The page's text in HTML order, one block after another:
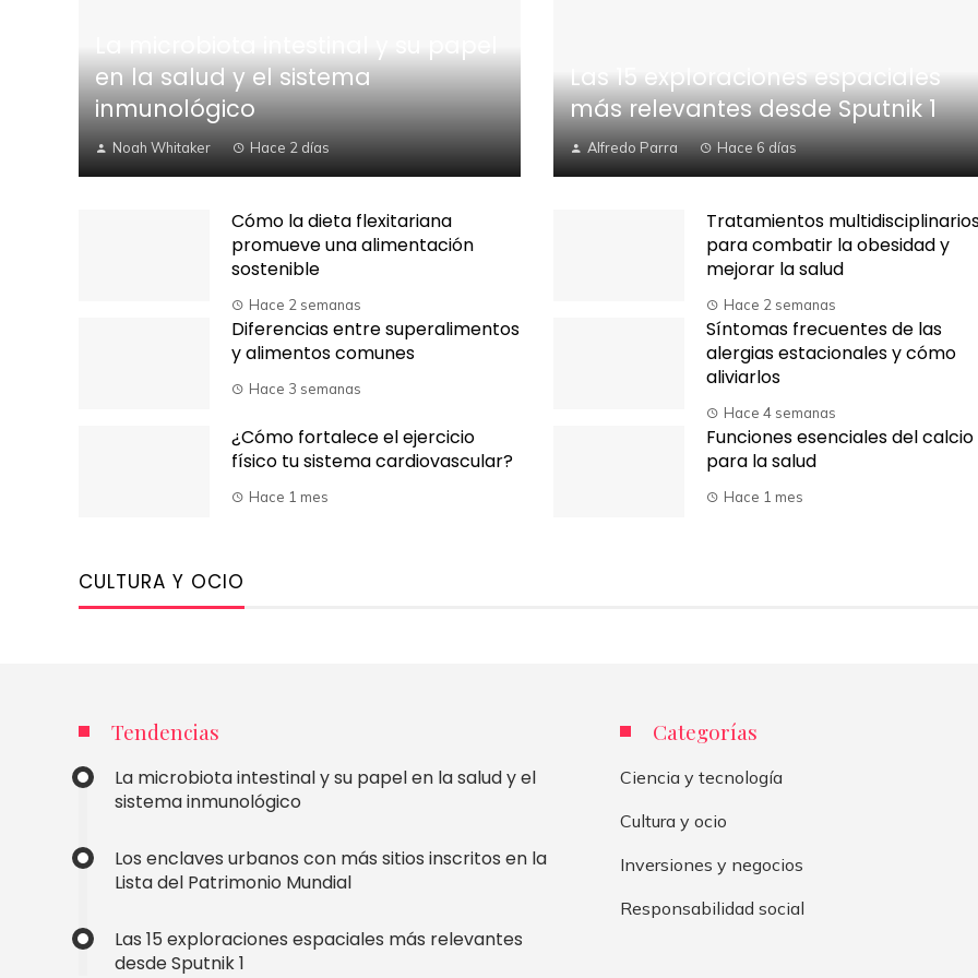
en la salud y el sistema
inmunológico
Noah Whitaker Hace 2 días
Las 15 exploraciones espaciales
más relevantes desde Sputnik 1
Alfredo Parra Hace 6 días
Cómo la dieta flexitariana
promueve una alimentación
sostenible
Hace 2 semanas
Tratamientos
para combatir la obesidad y
mejorar la salud
Hace 2 semanas
Diferencias entre superalimentos
y alimentos comunes
Hace 3 semanas
Síntomas frecuentes de las
alergias estacionales y cómo
aliviarlos
Hace 4 semanas
¿Cómo fortalece el ejercicio
físico tu sistema cardiovascular?
Hace 1 mes
Funciones esenciales del calcio
para la salud
Hace 1 mes
CULTURA Y OCIO
Tendencias
La microbiota intestinal y su papel en la salud y el
sistema inmunológico
Los enclaves urbanos con más sitios inscritos en la
Lista del Patrimonio Mundial
Las 15 exploraciones espaciales más relevantes
desde Sputnik 1
Categorías
Ciencia y tecnología
Cultura y ocio
Inversiones y negocios
Responsabilidad social